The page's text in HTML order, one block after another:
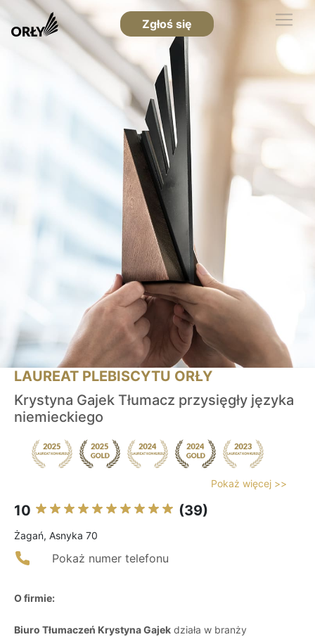
Zgłoś się
LAUREAT PLEBISCYTU ORŁY
Krystyna Gajek Tłumacz przysięgły języka
niemieckiego
Pokaż więcej >>
10 (39)
Żagań, Asnyka 70
Pokaż numer telefonu
O firmie:
Biuro Tłumaczeń Krystyna Gajek działa w branży